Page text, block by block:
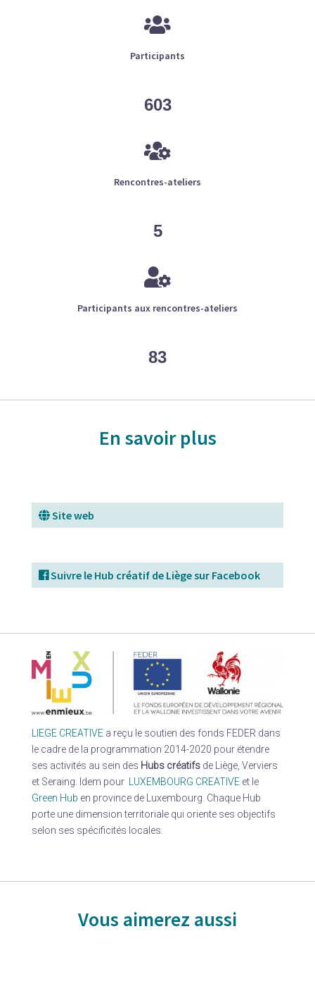
Participants
603
Rencontres-ateliers
5
Participants aux rencontres-ateliers
83
En savoir plus
Site web
Suivre le Hub créatif de Liège sur Facebook
LIEGE CREATIVE a reçu le soutien des fonds FEDER dans
le cadre de la programmation 2014-2020 pour étendre
ses activités au sein des Hubs créatifs de Liège, Verviers
et Seraing. Idem pour LUXEMBOURG CREATIVE et le
Green Hub en province de Luxembourg. Chaque Hub
porte une dimension territoriale qui oriente ses objectifs
selon ses spécificités locales.
Vous aimerez aussi